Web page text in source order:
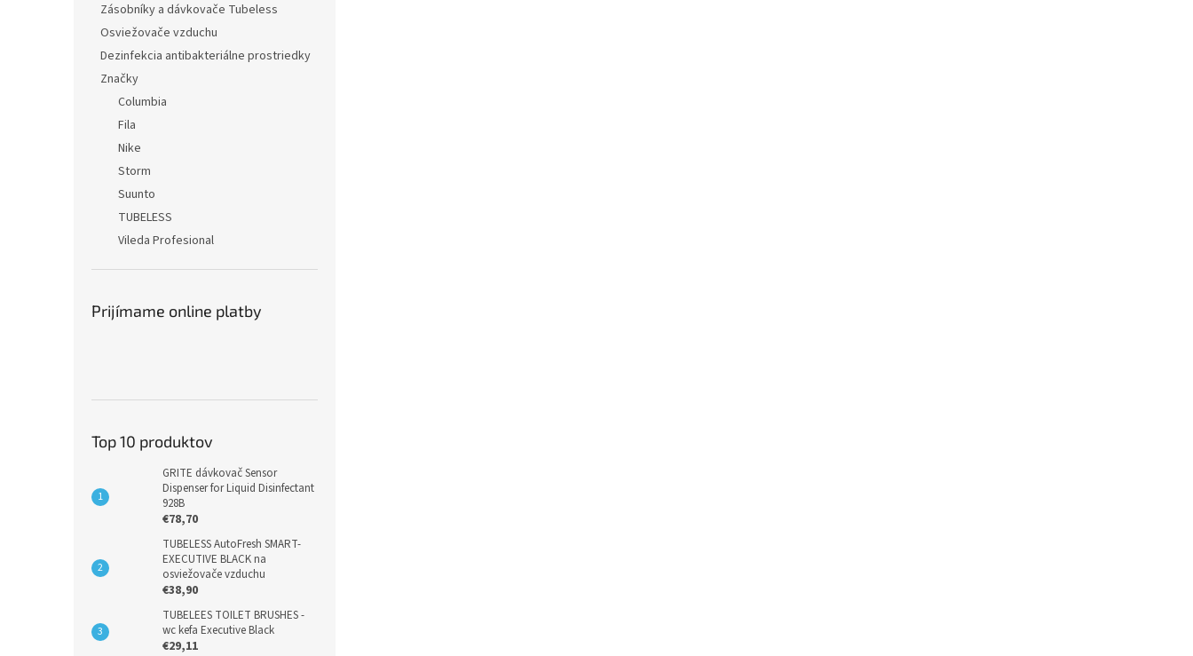
Zásobníky a dávkovače Tubeless
Osviežovače vzduchu
Dezinfekcia antibakteriálne prostriedky
Značky
Columbia
Fila
Nike
Storm
Suunto
TUBELESS
Vileda Profesional
Prijímame online platby
Top 10 produktov
GRITE dávkovač Sensor
Dispenser for Liquid Disinfectant
928B
€78,70
TUBELESS AutoFresh SMART-
EXECUTIVE BLACK na
osviežovače vzduchu
€38,90
TUBELEES TOILET BRUSHES -
wc kefa Executive Black
€29,11